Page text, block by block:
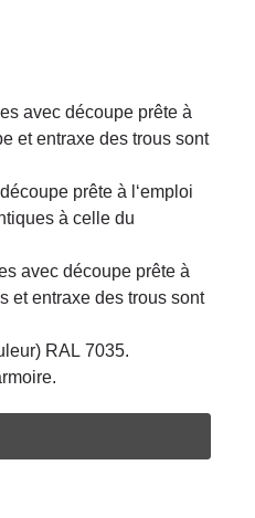
avec découpe prête à
et entraxe des trous sont
prête à l‘emploi
à celle du
avec découpe prête à
et entraxe des trous sont
RAL 7035.